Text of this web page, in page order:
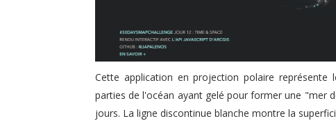
Cette application en projection polaire représente
parties de l'océan ayant gelé pour former une "mer
jours. La ligne discontinue blanche montre la